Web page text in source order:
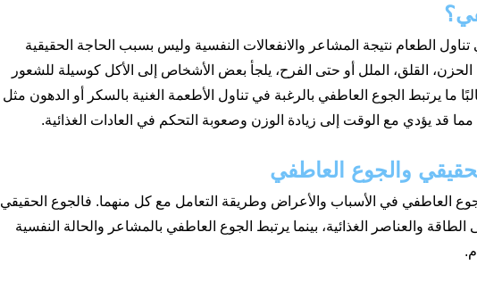
الطعام نتيجة المشاعر والانفعالات النفسية وليس بسبب الحاجة الحقيقية
الحزن، القلق، الملل أو حتى الفرح، يلجأ بعض الأشخاص إلى الأكل كوسيلة للشعور
ما يرتبط الجوع العاطفي بالرغبة في تناول الأطعمة الغنية بالسكر أو الدهون مثل
مما قد يؤدي مع الوقت إلى زيادة الوزن وصعوبة التحكم في العادات الغذائية.
والجوع العاطفي
العاطفي في الأسباب والأعراض وطريقة التعامل مع كل منهما. فالجوع الحقيقي
والعناصر الغذائية، بينما يرتبط الجوع العاطفي بالمشاعر والحالة النفسية